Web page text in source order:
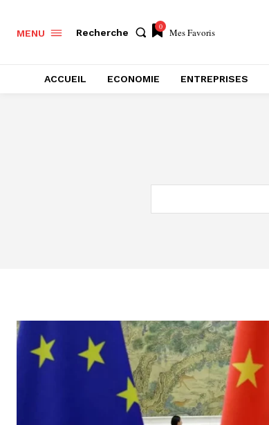
MENU Recherche
0 Mes Favoris
ACCUEIL ECONOMIE ENTREPRISES